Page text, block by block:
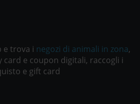
e trova i negozi di animali in zona,
card e coupon digitali, raccogli i
e gift card